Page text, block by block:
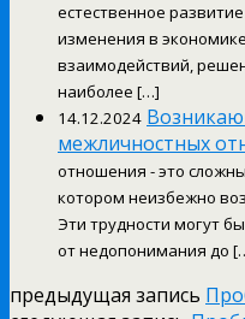
естественное
изменения в
взаимодействий,
наиболее […]
14.12.2024
межличностных
отношения - это
котором неизбежно
Эти трудности могут
от недопонимания до
предыдущая запись